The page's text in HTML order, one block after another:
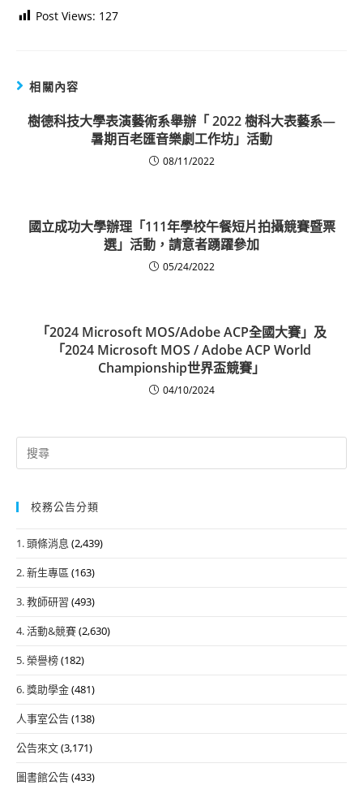
Post Views: 127
相關內容
樹德科技大學表演藝術系舉辦「 2022 樹科大表藝系—
暑期百老匯音樂劇工作坊」活動
08/11/2022
國立成功大學辦理「111年學校午餐短片拍攝競賽暨票
選」活動，請意者踴躍參加
05/24/2022
「2024 Microsoft MOS/Adobe ACP全國大賽」及
「2024 Microsoft MOS / Adobe ACP World
Championship世界盃競賽」
04/10/2024
Search
for:
校務公告分類
1. 頭條消息 (2,439)
2. 新生專區 (163)
3. 教師研習 (493)
4. 活動&競賽(2,630)
5. 榮譽榜(182)
6. 獎助學金(481)
人事室公告(138)
公告來文(3,171)
圖書館公告(433)